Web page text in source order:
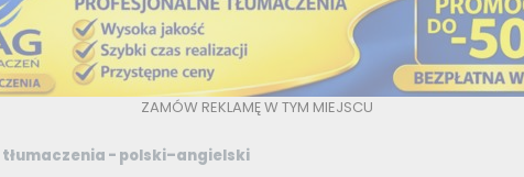
ZAMÓW REKLAMĘ W TYM MIEJSCU
- polski–angielski